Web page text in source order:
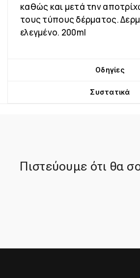
καθώς και μετά την
τους τύπους δέρματος.
ελεγμένο. 200ml
Οδηγίες
Συστατικά
Πιστεύουμε ότι θα